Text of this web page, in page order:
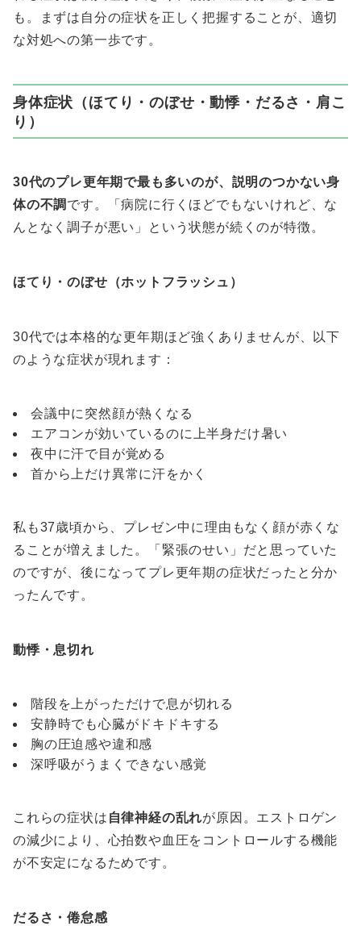
も。まずは自分の症状を正しく把握することが、適切
な対処への第一歩です。
身体症状（ほてり・のぼせ・動悸・だるさ・肩こ
り）
30代のプレ更年期で最も多いのが、説明のつかない身
体の不調 です。「病院に行くほどでもないけれど、な
んとなく調子が悪い」という状態が続くのが特徴。
ほてり・のぼせ（ホットフラッシュ）
30代では本格的な更年期ほど強くありませんが、以下
のような症状が現れます：
会議中に突然顔が熱くなる
エアコンが効いているのに上半身だけ暑い
夜中に汗で目が覚める
首から上だけ異常に汗をかく
私も37歳頃から、プレゼン中に理由もなく顔が赤くな
ることが増えました。「緊張のせい」だと思っていた
のですが、後になってプレ更年期の症状だったと分か
ったんです。
動悸・息切れ
階段を上がっただけで息が切れる
安静時でも心臓がドキドキする
胸の圧迫感や違和感
深呼吸がうまくできない感覚
これらの症状は 自律神経の乱れが原因。エストロゲン
の減少により、心拍数や血圧をコントロールする機能
が不安定になるためです。
だるさ・倦怠感